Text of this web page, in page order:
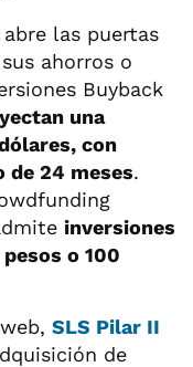
las puertas
ahorros o
Buyback
una
con
de 24 meses.
inversiones
o 100
SLS Pilar II
de